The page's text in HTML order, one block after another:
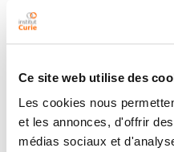
Ce site web utilise des
Les cookies nous
et les annonces, d'offrir
médias sociaux et
Synthetic lethal
but not individual
the cell, have been
cancer.
GATA3 is
deficiency defines a
response to hormonal